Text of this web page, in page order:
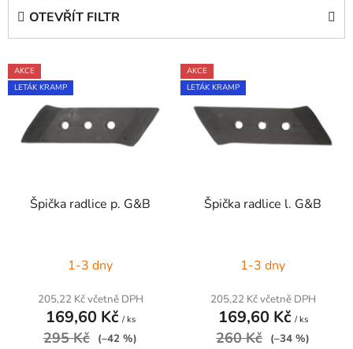
p
r
OTEVŘÍT FILTR
V
ý
AKCE
LETÁK KRAMP
Špička radlice p. G&B
1-3 dny
205,22 Kč včetně DPH
169,60 Kč / ks
295 Kč (–42 %)
AKCE
LETÁK KRAMP
Špička radlice l. G&B
1-3 dny
205,22 Kč včetně DPH
169,60 Kč / ks
260 Kč (–34 %)